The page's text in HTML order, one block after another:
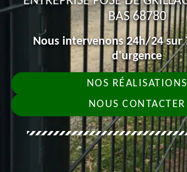
BAS 68780
Nous intervenons 24h/24 sur
d'urgence
NOS RÉALISATIONS
NOUS CONTACTER